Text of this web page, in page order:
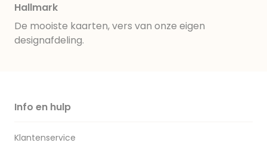
Hallmark
De mooiste kaarten, vers van onze eigen
designafdeling.
Info en hulp
Klantenservice